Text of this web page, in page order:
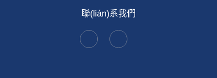
聯(lián)系我們